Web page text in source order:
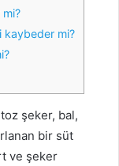
kaybeder mi?
şeker, bal,
bir süt
ve şeker